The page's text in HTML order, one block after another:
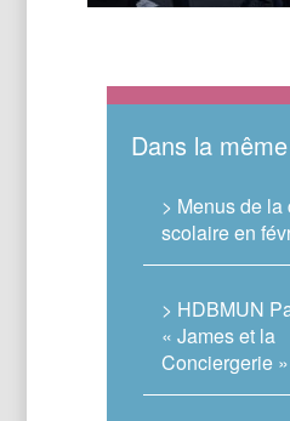
Dans la
> Menus de la
scolaire en
> HDBMUN
« James et la
Conciergerie »